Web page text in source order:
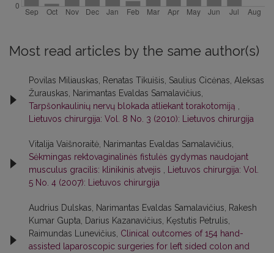
Most read articles by the same author(s)
Povilas Miliauskas, Renatas Tikuišis, Saulius Cicėnas, Aleksas
Žurauskas, Narimantas Evaldas Samalavičius,
Tarpšonkaulinių nervų blokada atliekant torakotomiją
Lietuvos chirurgija: Vol. 8 No. 3 (2010): Lietuvos chirurgija
Vitalija Vaišnoraitė, Narimantas Evaldas Samalavičius,
Sėkmingas rektovaginalinės fistulės gydymas naudojant
musculus gracilis: klinikinis atvejis
Lietuvos chirurgija: Vol.
5 No. 4 (2007): Lietuvos chirurgija
Audrius Dulskas, Narimantas Evaldas Samalavičius, Rakesh
Kumar Gupta, Darius Kazanavičius, Kęstutis Petrulis,
Raimundas Lunevičius, Clinical outcomes of 154 hand-
assisted laparoscopic surgeries for left sided colon and